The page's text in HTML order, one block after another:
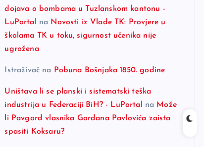
dojava o bombama u Tuzlanskom kantonu -
LuPortal
na Novosti iz Vlade TK: Provjere u
školama TK u toku, sigurnost učenika nije
ugrožena
Istraživač na Pobuna Bošnjaka 1850. godine
Uništava li se planski i sistematski teška
industrija u Federaciji BiH? - LuPortal
na Može
li Pavgord vlasnika Gordana Pavlovića zaista
spasiti Koksaru?